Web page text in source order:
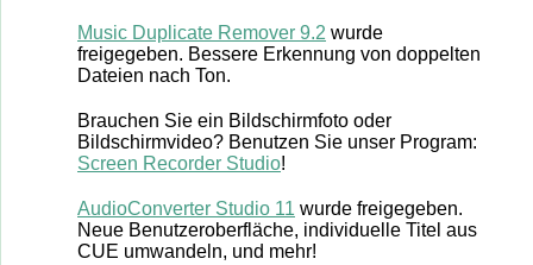
Music Duplicate Remover 9.2 wurde
freigegeben. Bessere Erkennung von doppelten
Dateien nach Ton.
Brauchen Sie ein Bildschirmfoto oder
Bildschirmvideo? Benutzen Sie unser Program:
Screen Recorder Studio!
AudioConverter Studio 11 wurde freigegeben.
Neue Benutzeroberfläche, individuelle Titel aus
CUE umwandeln, und mehr!